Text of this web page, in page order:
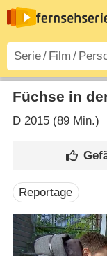
Füchse in
D2015 (89 Min.)
Reportage